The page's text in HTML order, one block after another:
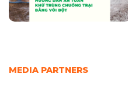
MEDIA PARTNERS